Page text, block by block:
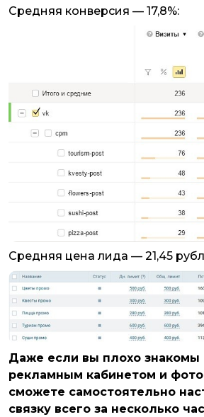
Средняя конверсия — 17,8%:
Средняя цена лида — 21,45
Даже если вы плохо знакомы
рекламным кабинетом и
сможете самостоятельно
связку всего за несколько